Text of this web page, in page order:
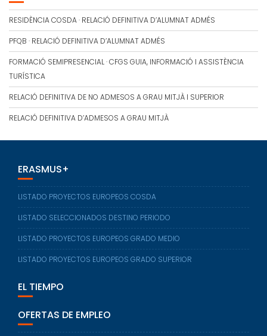
RESIDÈNCIA COSDA · RELACIÓ DEFINITIVA D’ALUMNAT ADMÉS
PFQB · RELACIÓ DEFINITIVA D’ALUMNAT ADMÉS
FORMACIÓ SEMIPRESENCIAL · CFGS GUIA, INFORMACIÓ I ASSISTÈNCIA
TURÍSTICA
RELACIÓ DEFINITIVA DE NO ADMESOS A GRAU MITJÀ I SUPERIOR
RELACIÓ DEFINITIVA D’ADMESOS A GRAU MITJÀ
ERASMUS+
LISTADO PROYECTOS EUROPEOS COSDA
LISTADO SELECCIONADOS DESTINO PERIODO
LISTADO PROYECTOS EUROPEOS GRADO MEDIO
LISTADO PROYECTOS EUROPEOS GRADO SUPERIOR
EL TIEMPO
OFERTAS DE EMPLEO